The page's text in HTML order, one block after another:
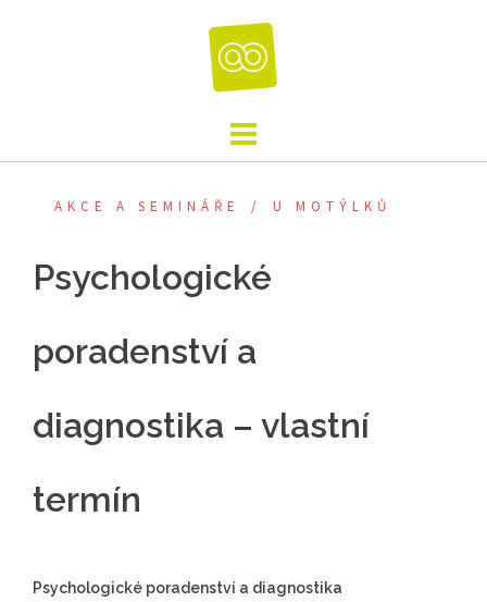
AKCE A SEMINÁŘE U MOTÝLKŮ
Psychologické
poradenství a
diagnostika – vlastní
termín
Psychologické poradenství a diagnostika